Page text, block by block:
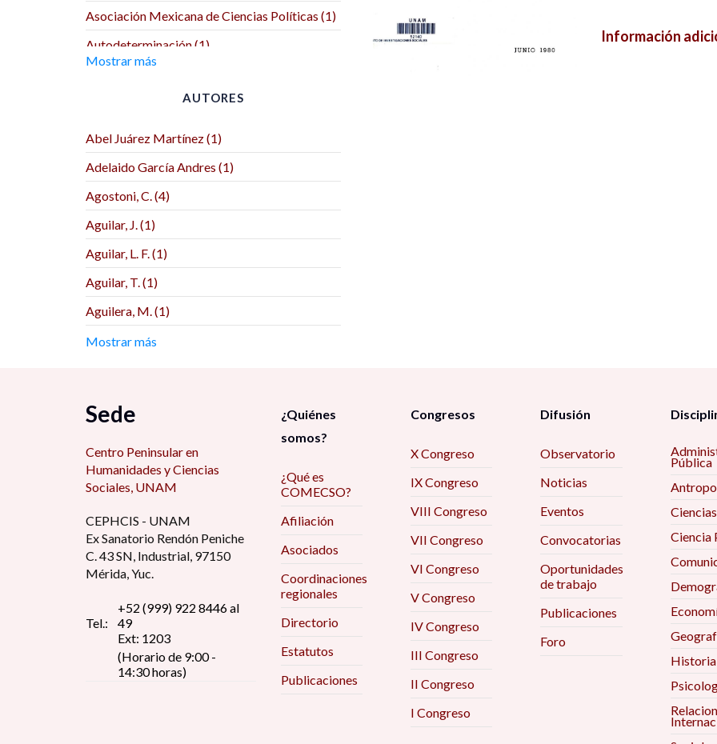
Asociación Mexicana de Ciencias Políticas (1)
Autodeterminación (1)
Estado (1)
Biblos (1)
Bonilla Artigas Editores (2)
BUAP (1)
CEIICH (1)
Centre de Recherches Interdisciplinaires sur
les Mondes Ibériques Contemporains (1)
Centro de Investigación y Docencia
Económicas (3)
Centro de Investigaciones Interdisciplinarias
en Humanidades (CIIH) (2)
Centro de Investigaciones y Docencia
Económicas (4)
Centro de Investigaciones y Estudios de
Centro Peninsular en Humanidades y Ciencias
Sociales (CEPHCIS)) (1)
Centro Regional de Investigaciones
Multidisciplinarias (CRIM) (1)
CIAD (1)
CIALC (1)
Mostrar más
AUTORES
Abel Juárez Martínez (1)
Adelaido García Andres (1)
Agostoni, C. (4)
Aguilar, J. (1)
Aguilar, L. F. (1)
Aguilar, T. (1)
Aguilera, M. (1)
Aguirre Lora, M. E. (1)
Alain Basail Rodríguez (17)
Alarcón Menchaca, L. (3)
Alcántara Bojorge, D. (2)
Alcántara, E. (2)
Alejandra García Quintanilla (1)
Alejandro Canales Sánchez (1)
Alejandro Monsiváis (2)
Mostrar más
Información
Sede
Centro Peninsular en
Humanidades y Ciencias
Sociales, UNAM
CEPHCIS - UNAM
Ex Sanatorio Rendón Peniche
C. 43 SN, Industrial, 97150
Mérida, Yuc.
Tel.:
+52 (999) 922 8446 al
49
Ext: 1203
(Horario de 9:00 -
14:30 horas)
¿Quiénes
somos?
¿Qué es
COMECSO?
Afiliación
Asociados
Coordinaciones
regionales
Directorio
Estatutos
Publicaciones
Congresos
X Congreso
IX Congreso
VIII Congreso
VII Congreso
VI Congreso
V Congreso
IV Congreso
III Congreso
II Congreso
I Congreso
Difusión
Observatorio
Noticias
Eventos
Convocatorias
Oportunidades
de trabajo
Publicaciones
Foro
Pública
Ciencia
Historia